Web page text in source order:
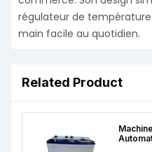
Related Product
régulateur de
main facile au quotidien.